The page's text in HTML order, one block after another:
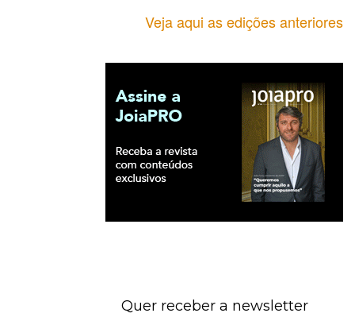
Veja aqui as edições anteriores